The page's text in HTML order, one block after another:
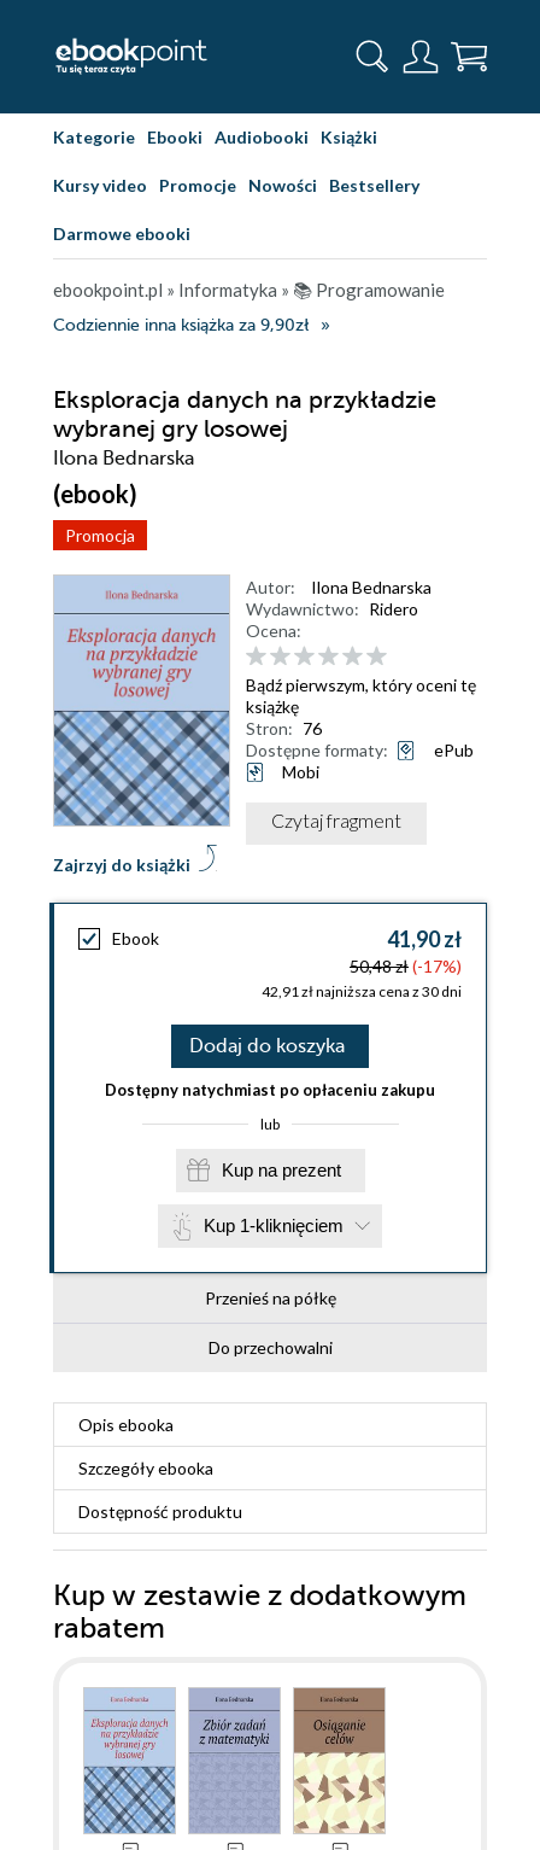
Kategorie Ebooki Audiobooki Książki
Kursy video Promocje Nowości Bestsellery
Darmowe ebooki
ebookpoint.pl » Informatyka » 📚 Programowanie
Codziennie inna książka za 9,90zł
Eksploracja danych na przykładzie
wybranej gry losowej
Ilona Bednarska
(ebook)
Promocja
Zajrzyj do książki
Autor:
Ilona Bednarska
Wydawnictwo: Ridero
Ocena:
Bądź pierwszym, który oceni tę
książkę
Stron: 76
Dostępne formaty:
ePub
Mobi
Czytaj fragment
Ebook 41,90 zł
50,48 zł(-17%)
42,91 zł najniższa cena z 30 dni
Dodaj do koszyka
Dostępny natychmiast po opłaceniu zakupu
lub
Kup na prezent
Kup 1-kliknięciem
Przenieś na półkę
Do przechowalni
Opis ebooka
Szczegółyebooka
Dostępność produktu
Kup w zestawie z dodatkowym
rabatem